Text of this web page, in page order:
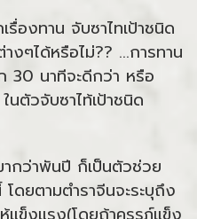
องทาน จับซาไทเป้าชนิด
ๆได้หรือไม่?? ...การทาน
30 นาทีจะดีกว่า หรือ
นตัวจับซาไท้เป้าชนิด
ากว่าพันปี ก็เป็นตัวช่วย
ดยตามตำราจีนจะระบุถึง